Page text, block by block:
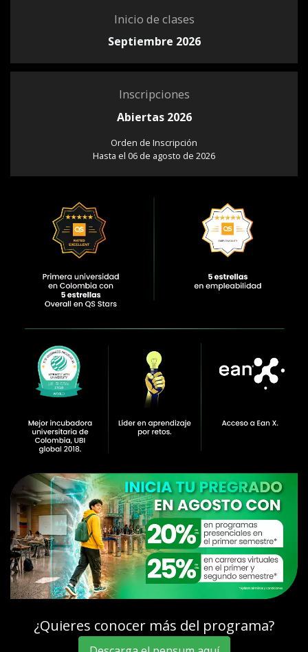
Inicio de clases
Septiembre 2026
Inscripciones
Abiertas 2026
Orden de Inscripción
Hasta el 06 de agosto de 2026
¿Quieres conocer más del programa?